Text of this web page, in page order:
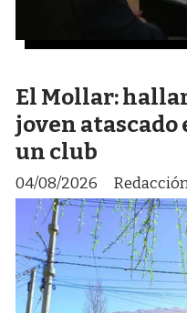
El Mollar:
joven
un club
04/08/2026